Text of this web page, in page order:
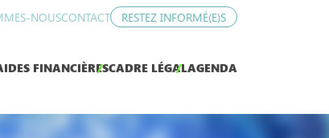
NOUSCONTACT RESTEZ INFORMÉ(E)S
FINANCIÈRESCADRE LÉGALAGENDA